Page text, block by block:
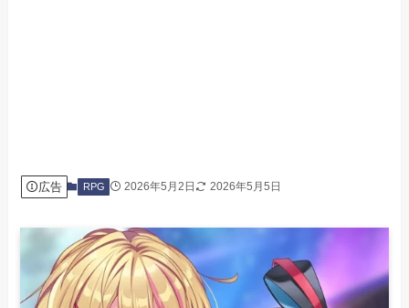
広告 RPG 2026年5月2日 2026年5月5日